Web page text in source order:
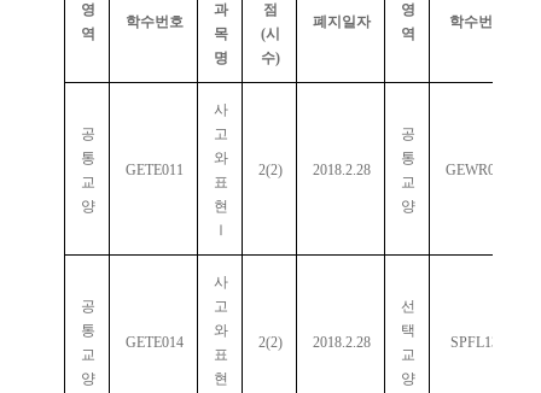
영
역
학수번호
과
목
명
점
(시
수)
폐지일자
영
역
학수번호
공
통
교
양
GETE011
사
고
와
표
현
Ⅰ
2(2) 2018.2.28
공
통
교
양
GEWR001
공
통
교
양
GETE014
사
고
와
표
현
2(2) 2018.2.28
선
택
교
양
SPFL131